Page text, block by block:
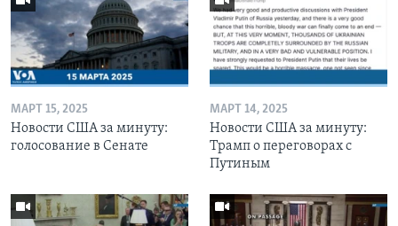
МАРТ 15, 2025
Новости США за минуту:
голосование в Сенате
МАРТ 14, 2025
Новости США за минуту:
Трамп о переговорах с
Путиным